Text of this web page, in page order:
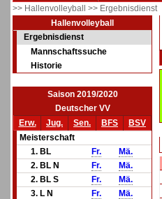
>> Hallenvolleyball >> Ergebnisdienst
Hallenvolleyball
Ergebnisdienst
Mannschaftssuche
Historie
Saison 2019/2020
Deutscher VV
Erw.
Jug. Sen. BFS
BSV
Meisterschaft
1. BL
Fr.
Mä.
2. BL N
Fr.
Mä.
2. BL S
Fr.
Mä.
3. L N
Fr.
Mä.